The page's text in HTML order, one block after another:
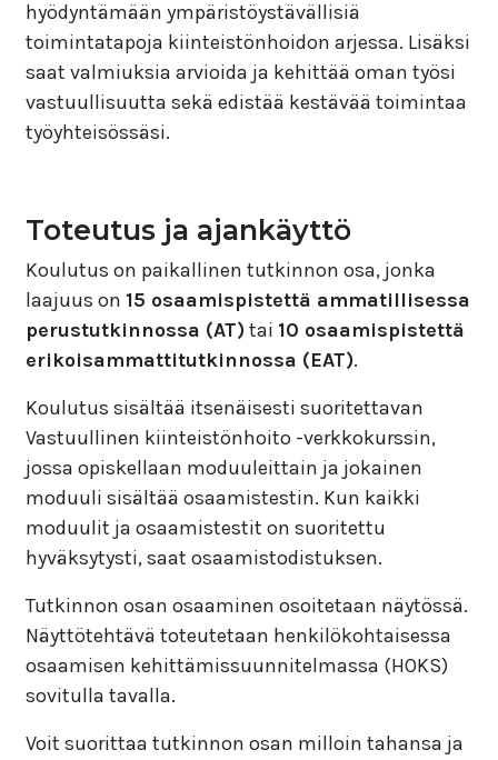
hyödyntämään ympäristöystävällisiä
toimintatapoja kiinteistönhoidon arjessa. Lisäksi
saat valmiuksia arvioida ja kehittää oman työsi
vastuullisuutta sekä edistää kestävää toimintaa
työyhteisössäsi.
Toteutus ja ajankäyttö
Koulutus on paikallinen tutkinnon osa, jonka
laajuus on 15 osaamispistettä ammatillisessa
perustutkinnossa (AT)tai 10 osaamispistettä
erikoisammattitutkinnossa (EAT).
Koulutus sisältää itsenäisesti suoritettavan
Vastuullinen kiinteistönhoito -verkkokurssin,
jossa opiskellaan moduuleittain ja jokainen
moduuli sisältää osaamistestin. Kun kaikki
moduulit ja osaamistestit on suoritettu
hyväksytysti, saat osaamistodistuksen.
Tutkinnon osan osaaminen osoitetaan näytössä.
Näyttötehtävä toteutetaan henkilökohtaisessa
osaamisen kehittämissuunnitelmassa (HOKS)
sovitulla tavalla.
Voit suorittaa tutkinnon osan milloin tahansa ja